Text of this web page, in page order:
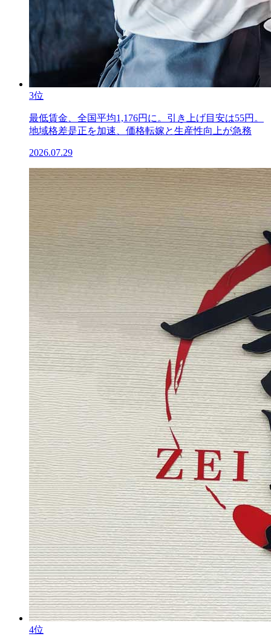
3位
最低賃金、全国平均1,176円に。引き上げ目安は55円。
地域格差是正を加速、価格転嫁と生産性向上が急務
2026.07.29
4位